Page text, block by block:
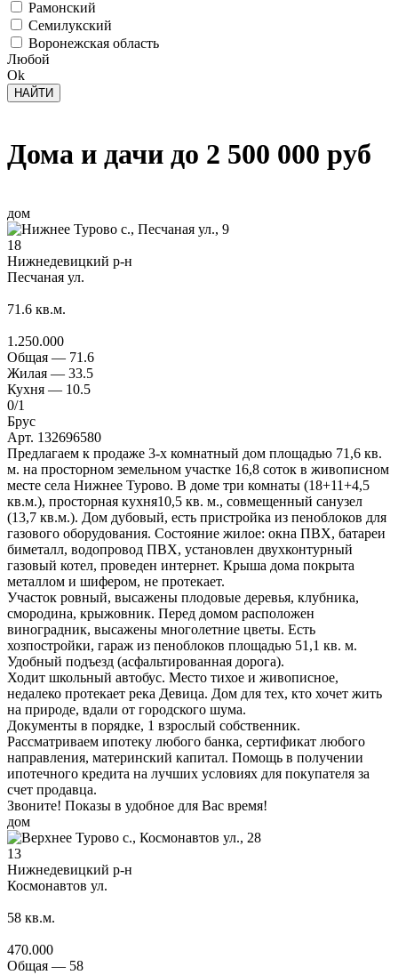
Рамонский
Семилукский
Воронежская область
Любой
Ok
Дома и дачи до 2 500 000 руб
дом
18
Нижнедевицкий р-н
Песчаная ул.
71.6 кв.м.
1.250.000
Общая — 71.6
Жилая — 33.5
Кухня — 10.5
0/1
Брус
Арт. 132696580
Предлагаем к продаже 3-х комнатный дом площадью 71,6 кв.
м. на просторном земельном участке 16,8 соток в живописном
месте села Нижнее Турово. В доме три комнаты (18+11+4,5
кв.м.), просторная кухня10,5 кв. м., совмещенный санузел
(13,7 кв.м.). Дом дубовый, есть пристройка из пеноблоков для
газового оборудования. Состояние жилое: окна ПВХ, батареи
биметалл, водопровод ПВХ, установлен двухконтурный
газовый котел, проведен интернет. Крыша дома покрыта
металлом и шифером, не протекает.
Участок ровный, высажены плодовые деревья, клубника,
смородина, крыжовник. Перед домом расположен
виноградник, высажены многолетние цветы. Есть
хозпостройки, гараж из пеноблоков площадью 51,1 кв. м.
Удобный подъезд (асфальтированная дорога).
Ходит школьный автобус. Место тихое и живописное,
недалеко протекает река Девица. Дом для тех, кто хочет жить
на природе, вдали от городского шума.
Документы в порядке, 1 взрослый собственник.
Рассматриваем ипотеку любого банка, сертификат любого
направления, материнский капитал. Помощь в получении
ипотечного кредита на лучших условиях для покупателя за
счет продавца.
Звоните! Показы в удобное для Вас время!
дом
13
Нижнедевицкий р-н
Космонавтов ул.
58 кв.м.
470.000
Общая — 58